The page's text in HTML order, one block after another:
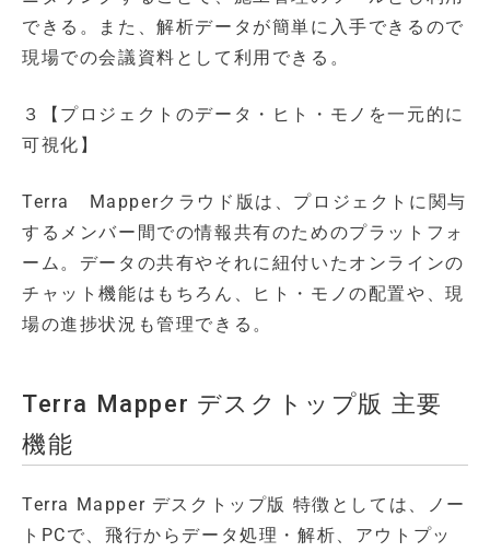
できる。また、解析データが簡単に入手できるので
現場での会議資料として利用できる。
３【プロジェクトのデータ・ヒト・モノを一元的に
可視化】
Terra Mapperクラウド版は、プロジェクトに関与
するメンバー間での情報共有のためのプラットフォ
ーム。データの共有やそれに紐付いたオンラインの
チャット機能はもちろん、ヒト・モノの配置や、現
場の進捗状況も管理できる。
Terra Mapper デスクトップ版 主要
機能
Terra Mapper デスクトップ版 特徴としては、ノー
トPCで、飛行からデータ処理・解析、アウトプッ